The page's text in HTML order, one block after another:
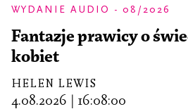
WYDANIE AUDIO - 08/2026
Fantazje prawicy o
kobiet
HELEN LEWIS
4.08.2026 16:08:00